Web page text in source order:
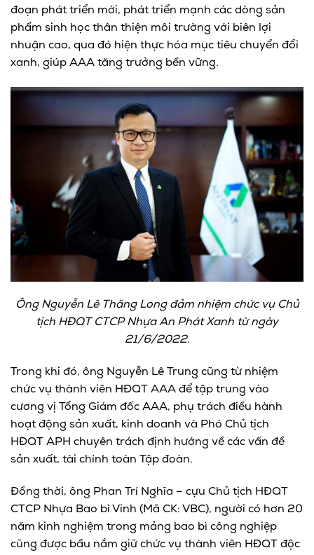
đoạn phát triển mới, phát triển mạnh các dòng sản
phẩm sinh học thân thiện môi trường với biên lợi
nhuận cao, qua đó hiện thực hóa mục tiêu chuyển đổi
xanh, giúp AAA tăng trưởng bền vững.
Ông Nguyễn Lê Thăng Long đảm nhiệm chức vụ Chủ
tịch HĐQT CTCP Nhựa An Phát Xanh từ ngày
21/6/2022.
Trong khi đó, ông Nguyễn Lê Trung cũng từ nhiệm
chức vụ thành viên HĐQT AAA để tập trung vào
cương vị Tổng Giám đốc AAA, phụ trách điều hành
hoạt động sản xuất, kinh doanh và Phó Chủ tịch
HĐQT APH chuyên trách định hướng về các vấn đề
sản xuất, tài chính toàn Tập đoàn.
Đồng thời, ông Phan Trí Nghĩa – cựu Chủ tịch HĐQT
CTCP Nhựa Bao bì Vinh (Mã CK: VBC), người có hơn 20
năm kinh nghiệm trong mảng bao bì công nghiệp
cũng được bầu nắm giữ chức vụ thành viên HĐQT độc